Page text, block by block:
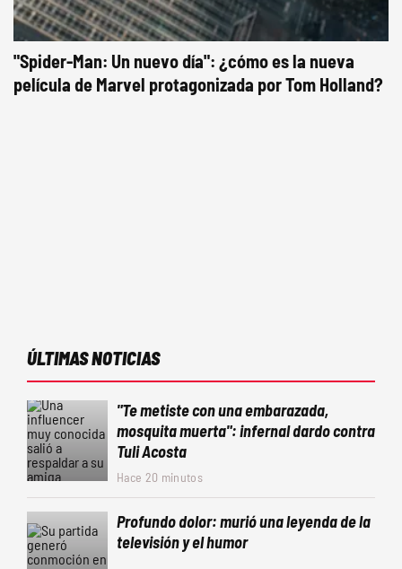
"Spider-Man: Un nuevo día": ¿cómo es la nueva
película de Marvel protagonizada por Tom Holland?
ÚLTIMAS NOTICIAS
"Te metiste con una embarazada,
mosquita muerta": infernal dardo contra
Tuli Acosta
Hace 20 minutos
Profundo dolor: murió una leyenda de la
televisión y el humor